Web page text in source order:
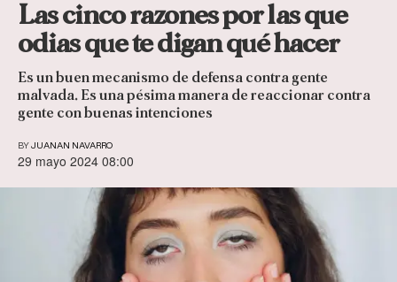
Las cinco razones por las que
odias que te digan qué hacer
Es un buen mecanismo de defensa contra gente
malvada. Es una pésima manera de reaccionar contra
gente con buenas intenciones
BY JUANAN NAVARRO
29 mayo 2024 08:00